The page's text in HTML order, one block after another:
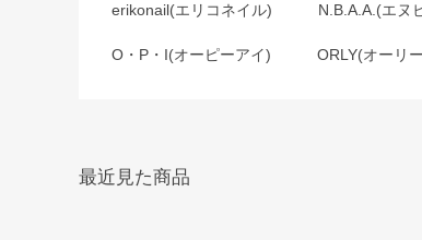
erikonail(エリコネイル) N.B.A.A.(エヌ
O・P・I(オーピーアイ) ORLY(オーリ
最近見た商品